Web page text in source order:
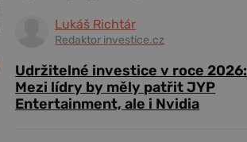
Lukáš Richtár
Redaktor investice.cz
Udržitelné investice v roce 2026:
Mezi lídry by měly patřit JYP
Entertainment, ale i Nvidia